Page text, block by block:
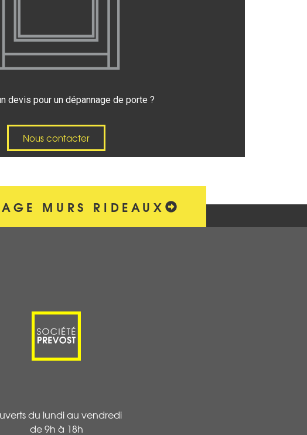
devis pour un dépannage de porte ?
Nous contacter
MURS RIDEAUX
du lundi au vendredi
de 9h à 18h